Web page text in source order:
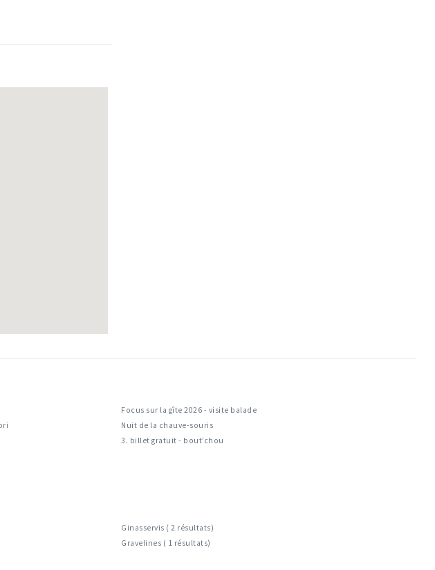
Focus sur la gîte 2026 - visite balade
Nuit de la chauve-souris
3. billet gratuit - bout’chou
Ginasservis ( 2 résultats)
Gravelines ( 1 résultats)